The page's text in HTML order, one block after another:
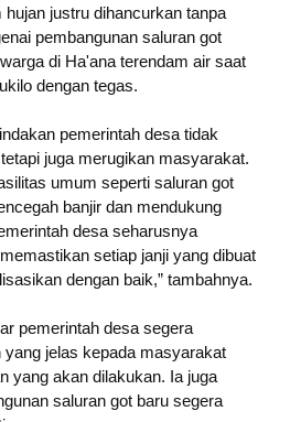
justru dihancurkan tanpa
pembangunan saluran got
di Ha'ana terendam air saat
dengan tegas.
pemerintah desa tidak
juga merugikan masyarakat.
umum seperti saluran got
banjir dan mendukung
desa seharusnya
setiap janji yang dibuat
dengan baik,” tambahnya.
pemerintah desa segera
jelas kepada masyarakat
yang akan dilakukan. Ia juga
saluran got baru segera